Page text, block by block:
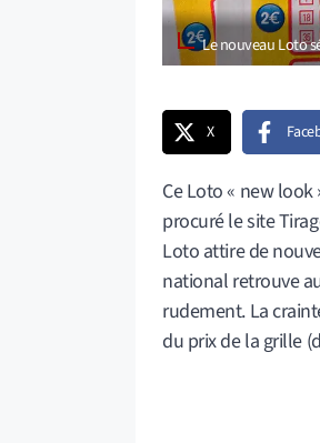
Le nouveau Loto
X
Ce Loto « new look
procuré le site
Loto attire de
national retrouve
rudement. La
du prix de la grille